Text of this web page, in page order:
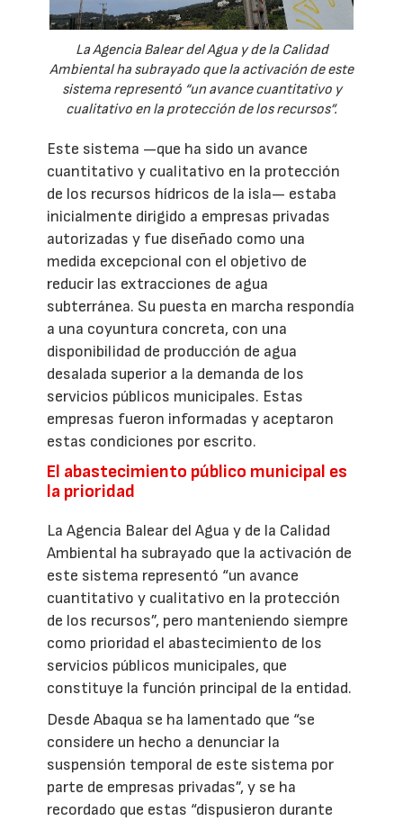
La Agencia Balear del Agua y de la Calidad
Ambiental ha subrayado que la activación de este
sistema representó “un avance cuantitativo y
cualitativo en la protección de los recursos”.
Este sistema —que ha sido un avance
cuantitativo y cualitativo en la protección
de los recursos hídricos de la isla— estaba
inicialmente dirigido a empresas privadas
autorizadas y fue diseñado como una
medida excepcional con el objetivo de
reducir las extracciones de agua
subterránea. Su puesta en marcha respondía
a una coyuntura concreta, con una
disponibilidad de producción de agua
desalada superior a la demanda de los
servicios públicos municipales. Estas
empresas fueron informadas y aceptaron
estas condiciones por escrito.
El abastecimiento público municipal es
la prioridad
La Agencia Balear del Agua y de la Calidad
Ambiental ha subrayado que la activación de
este sistema representó “un avance
cuantitativo y cualitativo en la protección
de los recursos”, pero manteniendo siempre
como prioridad el abastecimiento de los
servicios públicos municipales, que
constituye la función principal de la entidad.
Desde Abaqua se ha lamentado que “se
considere un hecho a denunciar la
suspensión temporal de este sistema por
parte de empresas privadas”, y se ha
recordado que estas “dispusieron durante